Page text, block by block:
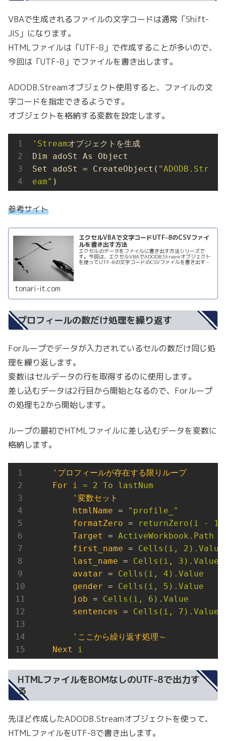
VBAで生成されるファイルの文字コードは通常「Shift-
JIS」になります。
HTMLファイルは「UTF-8」で作成することが多いので、
今回は「UTF-8」でファイルを書き出します。
ADODB.Streamオブジェクト使用すると、ファイルの文
字コードを指定できるようです。
オブジェクトを格納する変数を設定します。
'Streamオブジェクトを生成
Dim adoSt As Object
Set adoSt = CreateObject( "ADODB.Str
eam" )
参考サイト
エクセルVBAで文字コードUTF-8のCSVファイ
ルを書き出す方法
エクセルのデータをファイルに書き出す方法シリーズで
す。今回は、エクセルVBAでADODB.Streamオブジェクト
を使ってUTF-8の文字コードのCSVファイルを書き出す方
tonari-it.com
プロフィールの数だけ処理を繰り返す
Forループでデータが入力されているセルの数だけ同じ処
理を繰り返します。
変数iはセルデータの行を取得するのに使用します。
差し込むデータは2行目から開始となるので、Forループ
の処理も2から開始します。
ループの最初でHTMLファイルに差し込むデータを変数に
格納します。
'プロフィールが存在する限りループ
For
i = 2 To lastNum
'変数セット
htmlName =
"profile_"
formatZero =
returnZero(i - 1)
Target
= ActiveWorkbook.Path
first_name = Cells(i, 2).Value
last_name = Cells(i, 3).Value
avatar = Cells(i, 4).Value
gender = Cells(i, 5).Value
job = Cells(i, 6).Value
sentences
= Cells(i, 7).Value
'ここから繰り返す処理～
Next
i
HTMLファイルをBOMなしのUTF-8で出力す
る
先ほど作成したADODB.Streamオブジェクトを使って、
HTMLファイルをUTF-8で書き出します。